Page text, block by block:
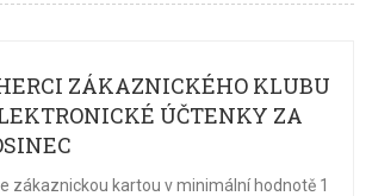
ZÁKAZNICKÉHO KLUBU
ÚČTENKY ZA
zákaznickou kartou v minimální hodnotě 1